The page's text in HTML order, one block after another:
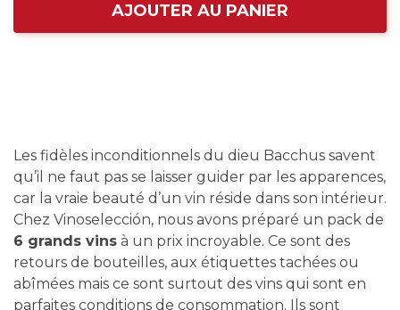
AJOUTER AU PANIER
Les fidèles inconditionnels du dieu Bacchus savent
qu’il ne faut pas se laisser guider par les apparences,
car la vraie beauté d’un vin réside dans son intérieur.
Chez Vinoselección, nous avons préparé un pack de
6 grands vins à un prix incroyable. Ce sont des
retours de bouteilles, aux étiquettes tachées ou
abîmées mais ce sont surtout des vins qui sont en
parfaites conditions de consommation. Ils sont